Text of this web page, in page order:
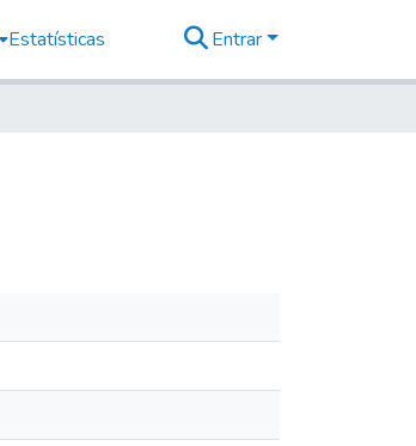
Estatísticas Entrar